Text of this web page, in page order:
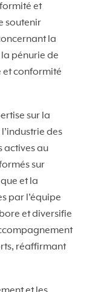
et
soutenir
la
pénurie de
et conformité
sur la
des
actives au
sur
et la
par l’équipe
et diversifie
réaffirmant